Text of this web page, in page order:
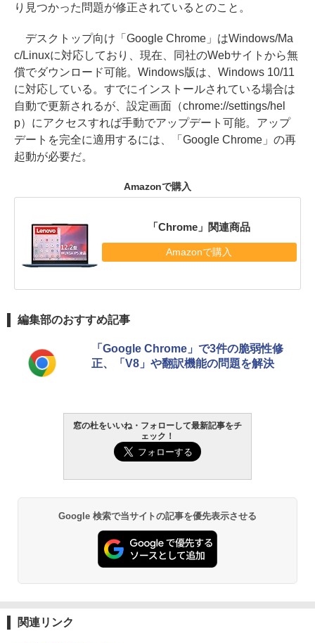
り見つかった問題が修正されているとのこと。
デスクトップ向け「Google Chrome」はWindows/Ma
c/Linuxに対応しており、現在、同社のWebサイトから無
償でダウンロード可能。Windows版は、Windows 10/11
に対応している。すでにインストールされている場合は
自動で更新されるが、設定画面（chrome://settings/hel
p）にアクセスすれば手動でアップデート可能。アップ
デートを完全に適用するには、「Google Chrome」の再
起動が必要だ。
Amazonで購入
「Chrome」関連商品
Amazonで購入
編集部のおすすめ記事
「Google Chrome」で3件の脆弱性修
正、「V8」や翻訳機能の問題を解決
窓の杜をいいね・フォローして最新記事をチ
ェック！
Google 検索で当サイトの記事を優先表示させる
関連リンク